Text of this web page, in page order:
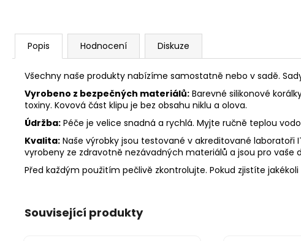
Popis Hodnocení Diskuze
Všechny naše produkty nabízíme samostatně nebo v sadě.
Vyrobeno z bezpečných materiálů: Barevné silikonové
toxiny. Kovová část klipu je bez obsahu niklu a olova.
Údržba: Péče je velice snadná a rychlá. Myjte ručně teplou
Kvalita: Naše výrobky jsou testované v akreditované laboratoři
vyrobeny ze zdravotně nezávadných materiálů a jsou pro vaše
Před každým použitím pečlivě zkontrolujte. Pokud zjistíte
Související produkty